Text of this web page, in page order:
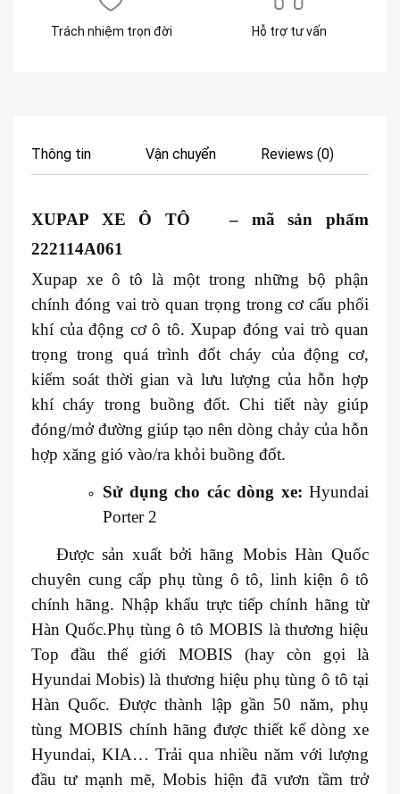
Trách nhiệm trọn đời Hỗ trợ tư vấn
Thông tin Vận chuyển Reviews (0)
XUPAP XE Ô TÔ – mã sản phẩm
222114A061
Xupap xe ô tô là một trong những bộ phận
chính đóng vai trò quan trọng trong cơ cấu phối
khí của động cơ ô tô. Xupap đóng vai trò quan
trọng trong quá trình đốt cháy của động cơ,
kiểm soát thời gian và lưu lượng của hỗn hợp
khí cháy trong buồng đốt. Chi tiết này giúp
đóng/mở đường giúp tạo nên dòng chảy của hỗn
hợp xăng gió vào/ra khỏi buồng đốt.
Sử dụng cho các dòng xe: Hyundai
Porter 2
Được sản xuất bởi hãng Mobis Hàn Quốc
chuyên cung cấp phụ tùng ô tô, linh kiện ô tô
chính hãng. Nhập khẩu trực tiếp chính hãng từ
Hàn Quốc.Phụ tùng ô tô MOBIS là thương hiệu
Top đầu thế giới MOBIS (hay còn gọi là
Hyundai Mobis) là thương hiệu phụ tùng ô tô tại
Hàn Quốc. Được thành lập gần 50 năm, phụ
tùng MOBIS chính hãng được thiết kế dòng xe
Hyundai, KIA… Trải qua nhiều năm với lượng
đầu tư mạnh mẽ, Mobis hiện đã vươn tầm trở